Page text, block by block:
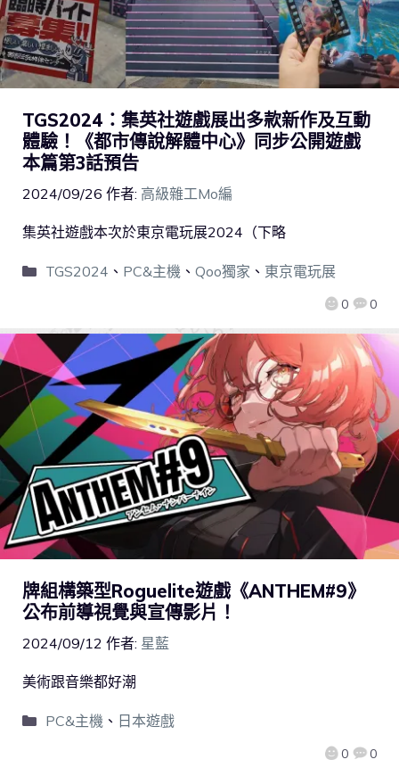
TGS2024：集英社遊戲展出多款新作及互動
體驗！《都市傳說解體中心》同步公開遊戲
本篇第3話預告
2024/09/26 作者: 高級雜工Mo編
0 0
集英社遊戲本次於東京電玩展2024（下略
TGS2024 、 PC&主機、 Qoo獨家 、 東京電玩展
牌組構築型Roguelite遊戲《ANTHEM#9》
公布前導視覺與宣傳影片！
2024/09/12 作者: 星藍
0 0
美術跟音樂都好潮
PC&主機、 日本遊戲